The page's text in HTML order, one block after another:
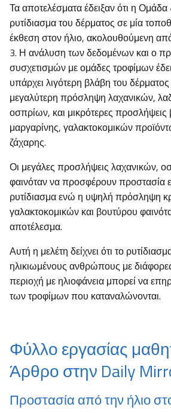
Τα αποτελέσματα έδειξαν ότι η Ομάδα
ρυτίδιασμα του δέρματος σε μία
έκθεση στον ήλιο, ακολουθούμενη
3. Η ανάλυση των δεδομένων και ο
συσχετισμών με ομάδες τροφίμων
υπάρχει λιγότερη βλάβη του
μεγαλύτερη πρόσληψη λαχανικών,
οσπρίων, και μικρότερες προσλήψεις
μαργαρίνης, γαλακτοκομικών
ζάχαρης.
Οι μεγάλες προσλήψεις λαχανικών,
φαινόταν να προσφέρουν προστασία
ρυτίδιασμα ενώ η υψηλή πρόσληψη
γαλακτοκομικών και βουτύρου
αποτέλεσμα.
Αυτή η μελέτη δείχνει ότι το
ηλικιωμένους ανθρώπους με
περιοχή με ηλιοφάνεια μπορεί να
των τροφίμων που καταναλώνονται.
Φύλλο εργασίας
Άρθρο στην Daily
Προστασία από την ήλιο